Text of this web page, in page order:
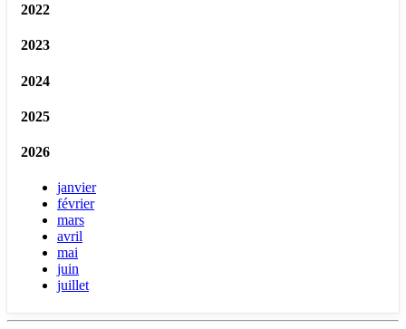
2022
2023
2024
2025
2026
janvier
février
mars
avril
mai
juin
juillet